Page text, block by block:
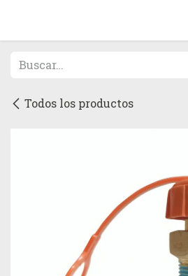
Todos los productos